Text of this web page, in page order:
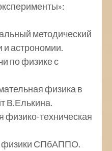
методический
и астрономии.
по физике с
физика в
В.Елькина.
физико-техническая
физики СПбАППО.